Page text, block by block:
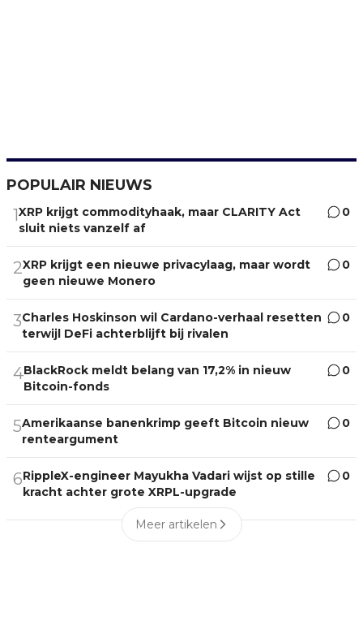
POPULAIR NIEUWS
1XRP krijgt commodityhaak, maar CLARITY Act
sluit niets vanzelf af
0
2XRP krijgt een nieuwe privacylaag, maar wordt
geen nieuwe Monero
0
3Charles Hoskinson wil Cardano-verhaal resetten
terwijl DeFi achterblijft bij rivalen
0
4BlackRock meldt belang van 17,2% in nieuw
Bitcoin-fonds
0
5Amerikaanse banenkrimp geeft Bitcoin nieuw
renteargument
0
6RippleX-engineer Mayukha Vadari wijst op stille
kracht achter grote XRPL-upgrade
0
Meer artikelen